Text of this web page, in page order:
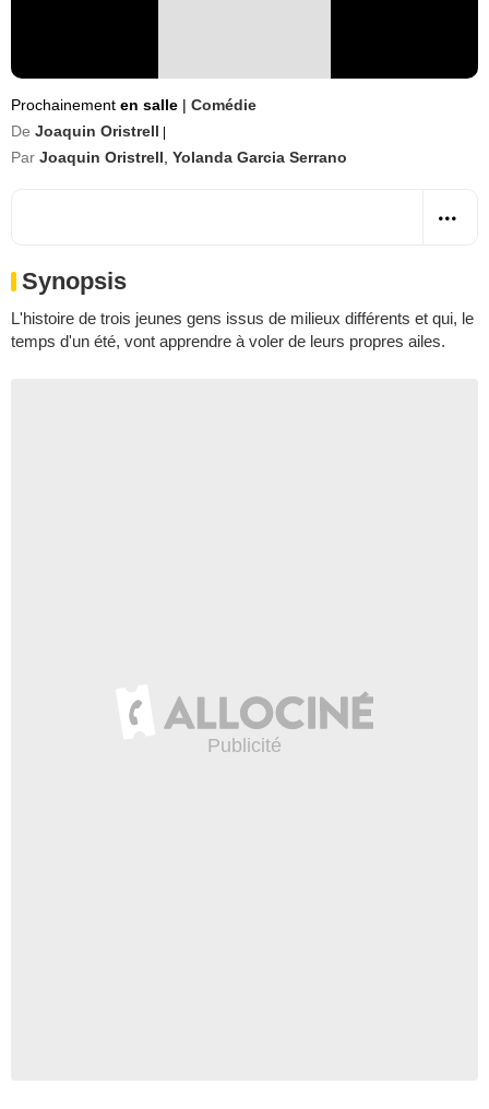
Prochainement en salle | Comédie
De Joaquin Oristrell
Par Joaquin Oristrell Yolanda Garcia Serrano
Synopsis
L'histoire de trois jeunes gens issus de milieux différents et qui, le
temps d'un été, vont apprendre à voler de leurs propres ailes.